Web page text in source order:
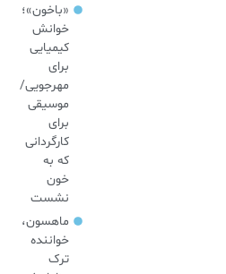
«باخون»‌؛
خوانش
کیمیایی
برای
مهرجویی/
موسیقی
برای
کارگردانی
که به
خون
نشست
ماهسون،
خواننده
ترک